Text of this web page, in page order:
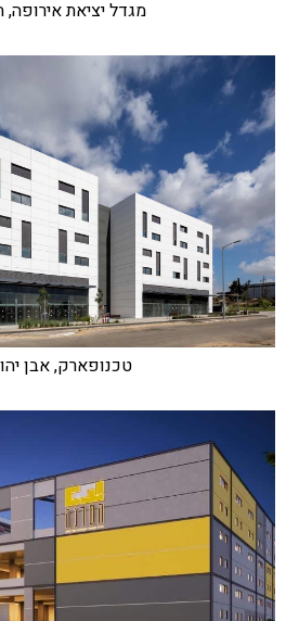
מגדל יציאת אירופה,
טכנופארק, אבן